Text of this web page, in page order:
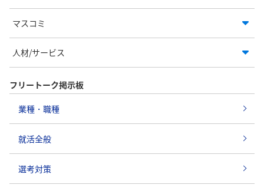
マスコミ
人材/サービス
フリートーク掲示板
業種・職種
就活全般
選考対策